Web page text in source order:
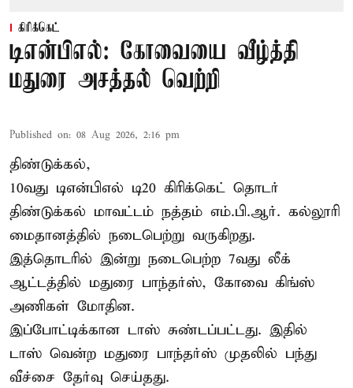
கிரிக்கெட்
டிஎன்பிஎல்: கோவையை வீழ்த்தி
மதுரை அசத்தல் வெற்றி
Published on: 08 Aug 2026, 2:16 pm
திண்டுக்கல்,
10வது டிஎன்பிஎல் டி20 கிரிக்கெட் தொடர்
திண்டுக்கல் மாவட்டம் நத்தம் எம்.பி.ஆர். கல்லூரி
மைதானத்தில் நடைபெற்று வருகிறது.
இத்தொடரில் இன்று நடைபெற்ற 7வது லீக்
ஆட்டத்தில் மதுரை பாந்தர்ஸ், கோவை கிங்ஸ்
அணிகள் மோதின.
இப்போட்டிக்கான டாஸ் சுண்டப்பட்டது. இதில்
டாஸ் வென்ற மதுரை பாந்தர்ஸ் முதலில் பந்து
வீச்சை தேர்வு செய்தது.